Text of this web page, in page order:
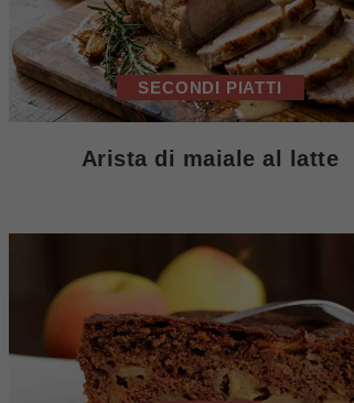
SECONDI PIATTI
Arista di maiale al latte